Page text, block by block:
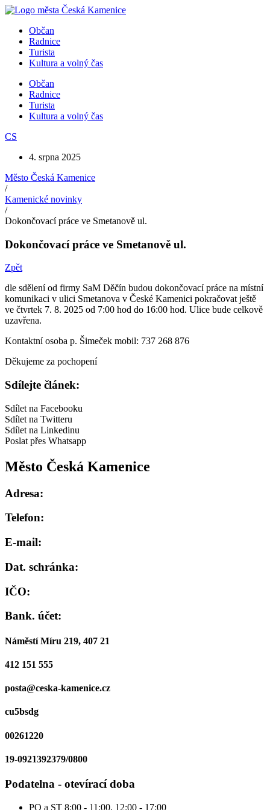
Přejít
obsahuObčan
Radnice
Turista
Kultura a volný čas
Občan
Radnice
Turista
Kultura a volný čas
CS
4. srpna 2025
Město Česká Kamenice
/
Kamenické novinky
/
Dokončovací práce ve Smetanově ul.
Dokončovací práce ve Smetanově ul.
Zpět
dle sdělení od firmy SaM Děčín budou dokončovací práce na místní
komunikaci v ulici Smetanova v České Kamenici pokračovat ještě
ve čtvrtek 7. 8. 2025 od 7:00 hod do 16:00 hod. Ulice bude celkově
uzavřena.
Kontaktní osoba p. Šimeček mobil: 737 268 876
Děkujeme za pochopení
Sdílejte článek:
Sdílet na Facebooku
Sdílet na Twitteru
Sdílet na Linkedinu
Poslat přes Whatsapp
Město Česká Kamenice
Adresa:
Telefon:
E-mail:
Dat. schránka:
IČO:
Bank. účet:
Náměstí Míru 219, 407 21
412 151 555
posta@ceska-kamenice.cz
cu5bsdg
00261220
19-0921392379/0800
Podatelna - otevírací doba
PO a ST 8:00 - 11:00, 12:00 - 17:00